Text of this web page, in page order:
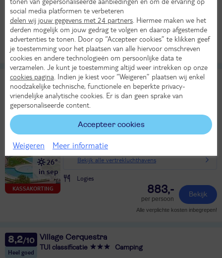
LAST MINUTE!
32°
in aug
Logies ontbijt
504,-
per persoon
Alle verplichte kosten inbegrepen!
Village Capo d'Orso
TUI classificatie Camping
Italië Sardinië Palau
KASSAKORTING
26°
in sep
Za 26 sep 2026
8 dagen (7 nachten)
Vanaf Eindhoven
Bekijk alle vertrekluchthavens
Logies
883,-
per persoon
Bekijk
Alle verplichte kosten inbegrepen!
8,2
Heel goed
Village Cerquestra
TUI classificatie Camping
social media platformen te verbeteren
delen wij jouw gegevens met 24 partners . Hiermee maken we het
derden mogelijk om jouw gedrag te volgen en daarop afgestemde
advertenties te tonen. Door op “Accepteer cookies” te klikken geef
je toestemming voor het plaatsen van alle hiervoor omschreven
cookies en andere technologieën om persoonlijke data te
verzamelen. Je kunt je toestemming altijd weer intrekken op onze
cookies pagina . Indien je kiest voor “Weigeren” plaatsen wij enkel
noodzakelijke technische, functionele en beperkte privacy-
vriendelijke analytische cookies. Er is dan geen sprake van
gepersonaliseerde content.
Accepteer cookies
Weigeren Meer informatie